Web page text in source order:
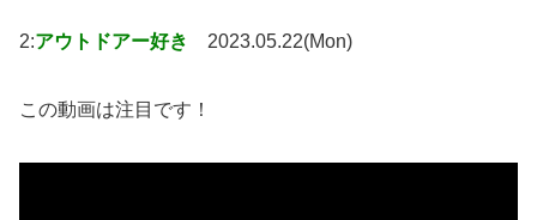
2:アウトドアー好き 2023.05.22(Mon)
この動画は注目です！